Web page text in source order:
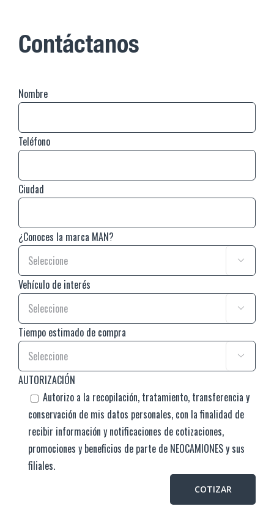
Contáctanos
Nombre
Teléfono
Ciudad
¿Conoces la marca MAN?

Vehículo de interés

Tiempo estimado de compra

AUTORIZACIÓN
Autorizo a la recopilación, tratamiento, transferencia y
conservación de mis datos personales, con la finalidad de
recibir información y notificaciones de cotizaciones,
promociones y beneficios de parte de NEOCAMIONES y sus
filiales.